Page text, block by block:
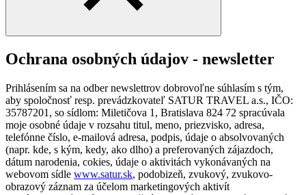
Ochrana osobných údajov - newsletter
Prihlásením sa na odber newslettrov dobrovoľne súhlasím s tým,
aby spoločnosť resp. prevádzkovateľ SATUR TRAVEL a.s., IČO:
35787201, so sídlom: Miletičova 1, Bratislava 824 72 spracúvala
moje osobné údaje v rozsahu titul, meno, priezvisko, adresa,
telefónne číslo, e-mailová adresa, podpis, údaje o absolvovaných
(napr. kde, s kým, kedy, ako dlho) a preferovaných zájazdoch,
dátum narodenia, cokies, údaje o aktivitách vykonávaných na
webovom sídle www.satur.sk, podobizeň, zvukový, zvukovo-
obrazový záznam za účelom marketingových aktivít